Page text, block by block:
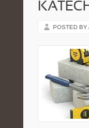
POSTED BY